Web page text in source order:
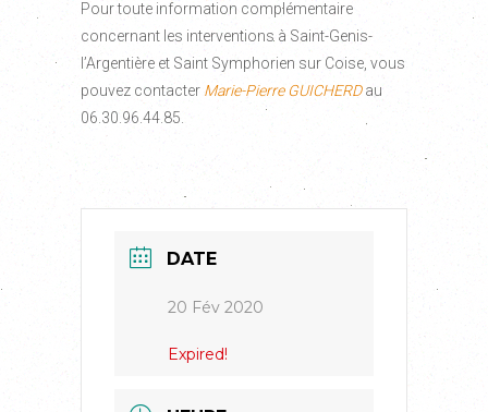
Pour toute information complémentaire
concernant les interventions à Saint-Genis-
l’Argentière et Saint Symphorien sur Coise, vous
pouvez contacter Marie-Pierre GUICHERDau
06.30.96.44.85.
DATE
20 Fév 2020
Expired!